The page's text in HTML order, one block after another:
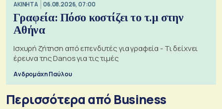
ΑΚΙΝΗΤΑ 06.08.2026, 07:00
Γραφεία: Πόσο κοστίζει το τ.μ στην
Αθήνα
Ισχυρή ζήτηση από επενδυτές για γραφεία - Τι δείχνει
έρευνα της Danos για τις τιμές
Ανδρομάχη Παύλου
Περισσότερα από Business